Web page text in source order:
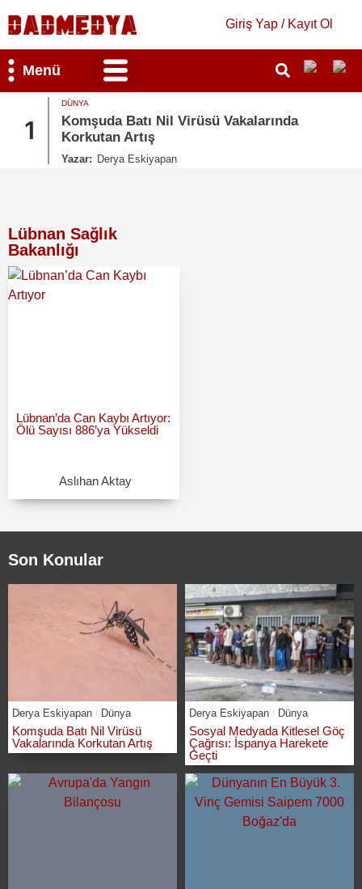
Giriş Yap / Kayıt Ol
Menü
Batı Nil Virüsü Vakalarında
Artış
Derya Eskiyapan
2
Sosyal
Lübnan Sağlık
Bakanlığı
Lübnan’da Can Kaybı Artıyor:
Ölü Sayısı 886’ya Yükseldi
Aslıhan Aktay
Son Konular
Derya Eskiyapan Dünya
Komşuda Batı Nil Virüsü
Vakalarında Korkutan Artış
Derya Eskiyapan Dünya
Sosyal Medyada Kitlesel Göç
Çağrısı: İspanya Harekete
Geçti